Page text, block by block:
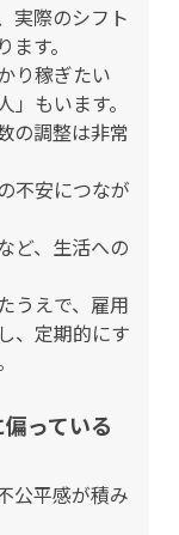
実際のシフト
す。
り稼ぎたい
もいます。
の調整は非常
不安につなが
ど、生活への
うえで、雇用
、定期的にす
っている
公平感が積み